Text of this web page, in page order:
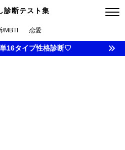
診断テスト集
MBTI 恋愛
単16タイプ性格診断♡